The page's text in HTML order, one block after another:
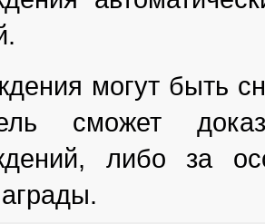
могут быть
сможет
либо за